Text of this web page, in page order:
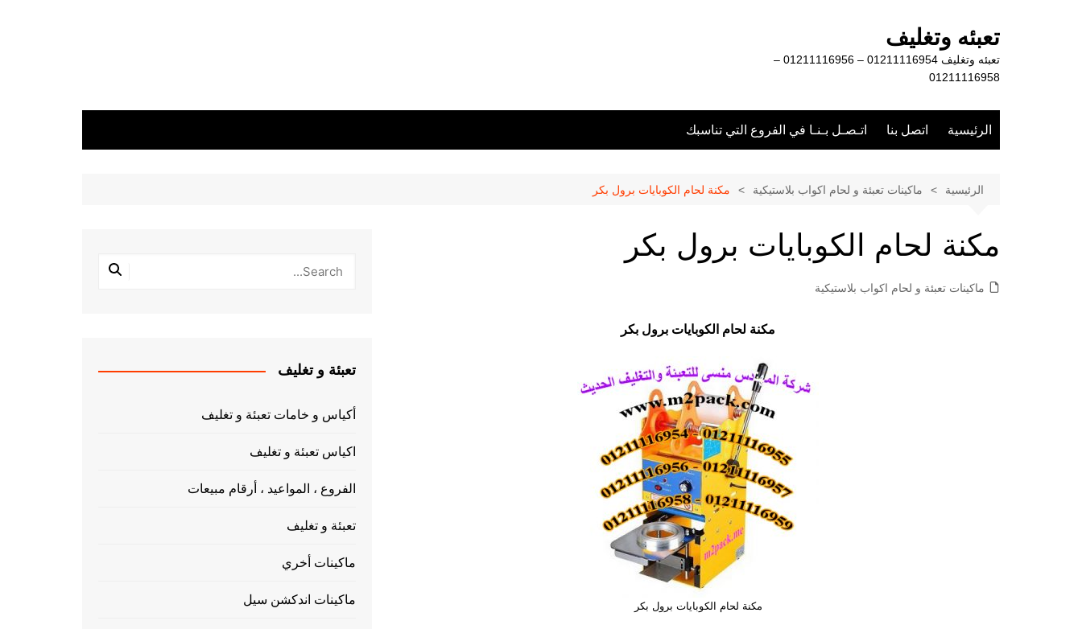
تعبئه وتغليف
تعبئه وتغليف 01211116954 – 01211116956 –
01211116958
الرئيسية اتصل بنا اتـصـل بـنـا في الفروع التي تناسبك
الرئيسية ماكينات تعبئة و لحام اكواب بلاستيكية مكنة لحام الكوبايات برول بكر
مكنة لحام الكوبايات برول بكر
ماكينات تعبئة و لحام اكواب بلاستيكية
مكنة لحام الكوبايات برول بكر
مكنة لحام الكوبايات برول بكر
تعبئة و تغليف
أكياس و خامات تعبئة و تغليف
اكياس تعبئة و تغليف
الفروع ، المواعيد ، أرقام مبيعات
تعبئة و تغليف
ماكينات أخري
ماكينات اندكشن سيل